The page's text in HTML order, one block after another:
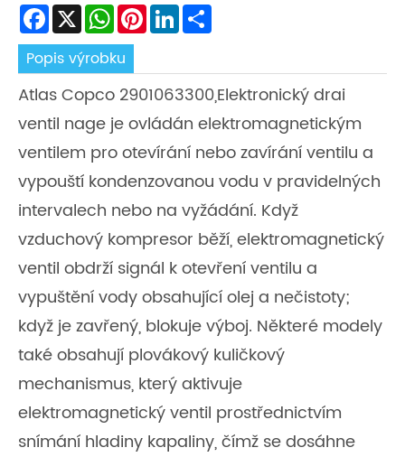
Facebook
X WhatsApp
Pinterest
LinkedIn
Popis výrobku
Atlas Copco 2901063300,Elektronický drai
ventil nage je ovládán elektromagnetickým
ventilem pro otevírání nebo zavírání ventilu a
vypouští kondenzovanou vodu v pravidelných
intervalech nebo na vyžádání. Když
vzduchový kompresor běží, elektromagnetický
ventil obdrží signál k otevření ventilu a
vypuštění vody obsahující olej a nečistoty;
když je zavřený, blokuje výboj. Některé modely
také obsahují plovákový kuličkový
mechanismus, který aktivuje
elektromagnetický ventil prostřednictvím
snímání hladiny kapaliny, čímž se dosáhne